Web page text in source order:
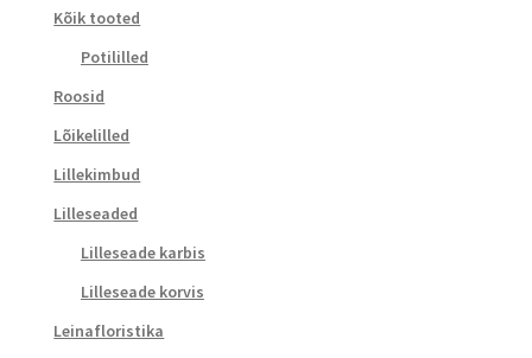
Kõik tooted
Potililled
Roosid
Lõikelilled
Lillekimbud
Lilleseaded
Lilleseade karbis
Lilleseade korvis
Leinafloristika